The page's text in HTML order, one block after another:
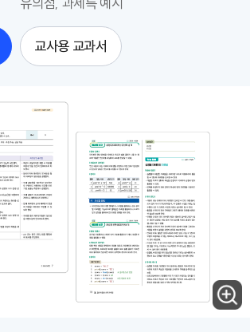
교사용 교과서